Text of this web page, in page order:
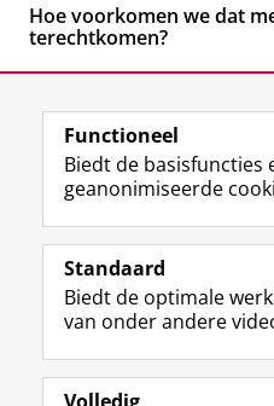
Hoe voorkomen we dat
terechtkomen?
Volg de RUG
Studiekiezers
Alumni
Functioneel
Biedt de basisfuncties
geanonimiseerde
Standaard
Biedt de optimale
van onder andere